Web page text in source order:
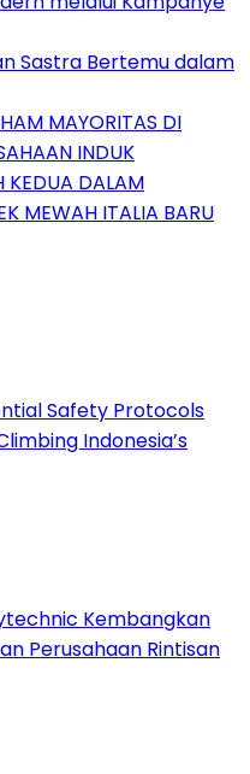
Sastra Bertemu dalam
MAYORITAS DI
INDUK
KEDUA DALAM
MEWAH ITALIA BARU
Safety Protocols
Indonesia’s
Kembangkan
Perusahaan Rintisan